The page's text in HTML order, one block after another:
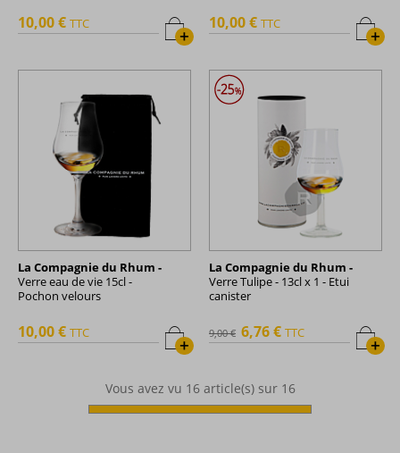
+
10,00 € TTC
+
10,00 € TTC
La Compagnie du Rhum -
Verre eau de vie 15cl -
Pochon velours
+
10,00 € TTC
La Compagnie du Rhum -
Verre Tulipe - 13cl x 1 - Etui
canister
+
9,00 € 6,76 € TTC
Vous avez vu 16article(s) sur 16